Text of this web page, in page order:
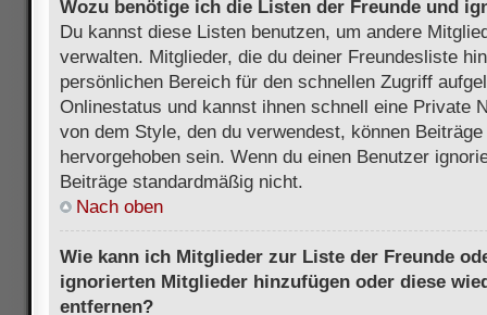
Wozu benötige ich die Listen der Freunde und
Du kannst diese Listen benutzen, um andere
verwalten. Mitglieder, die du deiner Freundesliste
persönlichen Bereich für den schnellen Zugriff
Onlinestatus und kannst ihnen schnell eine Private
von dem Style, den du verwendest, können
hervorgehoben sein. Wenn du einen Benutzer
Beiträge standardmäßig nicht.
Nach oben
Wie kann ich Mitglieder zur Liste der Freunde
ignorierten Mitglieder hinzufügen oder diese
entfernen?